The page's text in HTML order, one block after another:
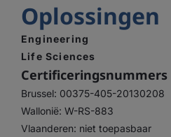
Oplossingen
Engineering
Life Sciences
Certificeringsnummers
Brussel: 00375-405-20130208
Wallonië: W-RS-883
Vlaanderen: niet toepasbaar